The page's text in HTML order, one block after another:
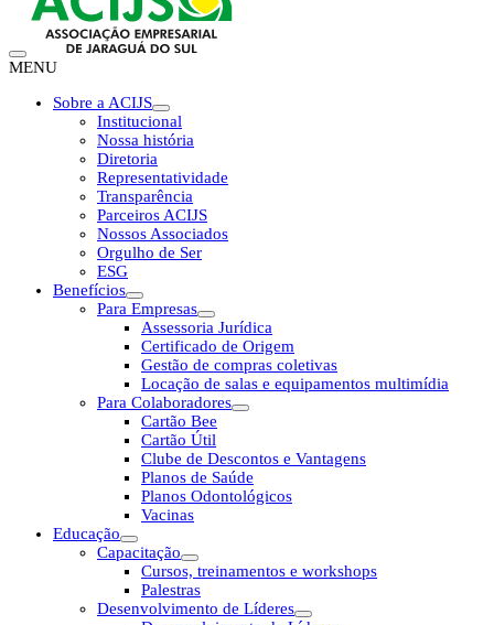
MENU
Sobre a ACIJS
Institucional
Nossa história
Diretoria
Representatividade
Transparência
Parceiros ACIJS
Nossos Associados
Orgulho de Ser
ESG
Benefícios
Para Empresas
Assessoria Jurídica
Certificado de Origem
Gestão de compras coletivas
Locação de salas e equipamentos multimídia
Para Colaboradores
Cartão Bee
Cartão Útil
Clube de Descontos e Vantagens
Planos de Saúde
Planos Odontológicos
Vacinas
Educação
Capacitação
Cursos, treinamentos e workshops
Palestras
Desenvolvimento de Líderes